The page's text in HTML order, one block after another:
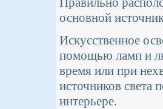
основной
Искусственное
помощью ламп и
время или при
источников света
интерьере.